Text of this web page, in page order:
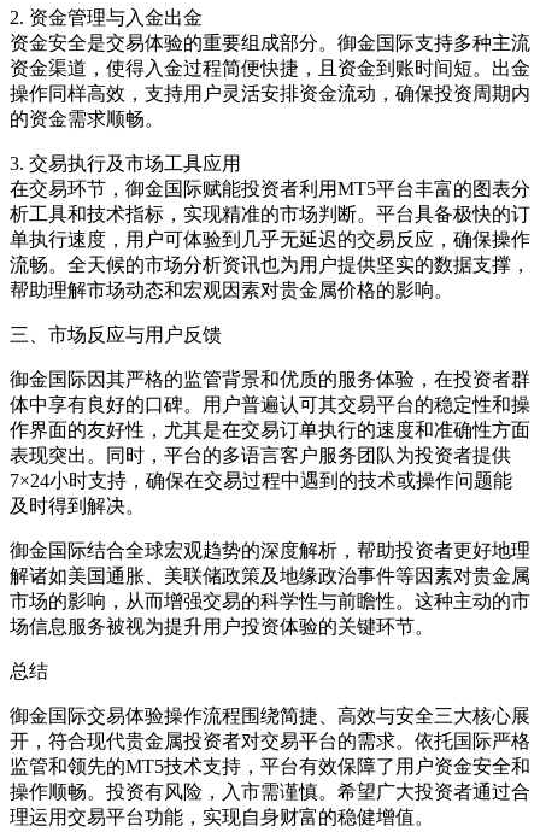
2. 资金管理与入金出金
资金安全是交易体验的重要组成部分。御金国际支持多种主流
资金渠道，使得入金过程简便快捷，且资金到账时间短。出金
操作同样高效，支持用户灵活安排资金流动，确保投资周期内
的资金需求顺畅。
3. 交易执行及市场工具应用
在交易环节，御金国际赋能投资者利用MT5平台丰富的图表分
析工具和技术指标，实现精准的市场判断。平台具备极快的订
单执行速度，用户可体验到几乎无延迟的交易反应，确保操作
流畅。全天候的市场分析资讯也为用户提供坚实的数据支撑，
帮助理解市场动态和宏观因素对贵金属价格的影响。
三、市场反应与用户反馈
御金国际因其严格的监管背景和优质的服务体验，在投资者群
体中享有良好的口碑。用户普遍认可其交易平台的稳定性和操
作界面的友好性，尤其是在交易订单执行的速度和准确性方面
表现突出。同时，平台的多语言客户服务团队为投资者提供
7×24小时支持，确保在交易过程中遇到的技术或操作问题能
及时得到解决。
御金国际结合全球宏观趋势的深度解析，帮助投资者更好地理
解诸如美国通胀、美联储政策及地缘政治事件等因素对贵金属
市场的影响，从而增强交易的科学性与前瞻性。这种主动的市
场信息服务被视为提升用户投资体验的关键环节。
总结
御金国际交易体验操作流程围绕简捷、高效与安全三大核心展
开，符合现代贵金属投资者对交易平台的需求。依托国际严格
监管和领先的MT5技术支持，平台有效保障了用户资金安全和
操作顺畅。投资有风险，入市需谨慎。希望广大投资者通过合
理运用交易平台功能，实现自身财富的稳健增值。